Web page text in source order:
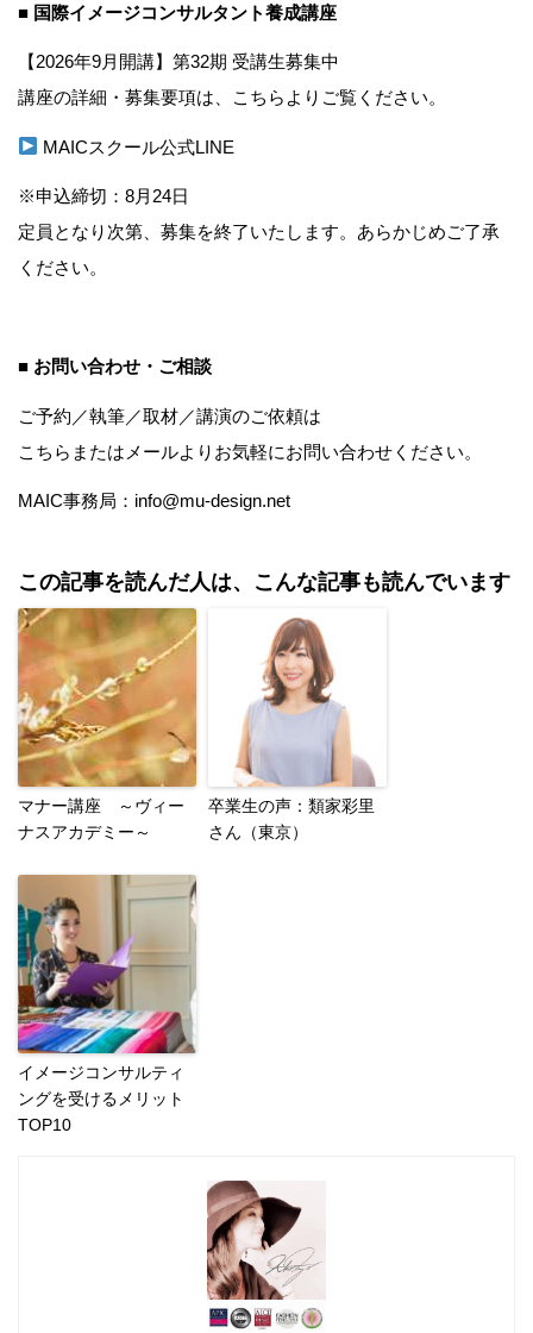
■ 国際イメージコンサルタント養成講座
【2026年9月開講】第32期 受講生募集中
講座の詳細・募集要項は、こちらよりご覧ください。
MAICスクール公式LINE
※申込締切：8月24日
定員となり次第、募集を終了いたします。あらかじめご了承
ください。
■ お問い合わせ・ご相談
ご予約／執筆／取材／講演のご依頼は
こちら またはメールよりお気軽にお問い合わせください。
MAIC事務局：info@mu-design.net
この記事を読んだ人は、こんな記事も読んでいます
マナー講座 ～ヴィー
ナスアカデミー～
卒業生の声：類家彩里
さん（東京）
イメージコンサルティ
ングを受けるメリット
TOP10